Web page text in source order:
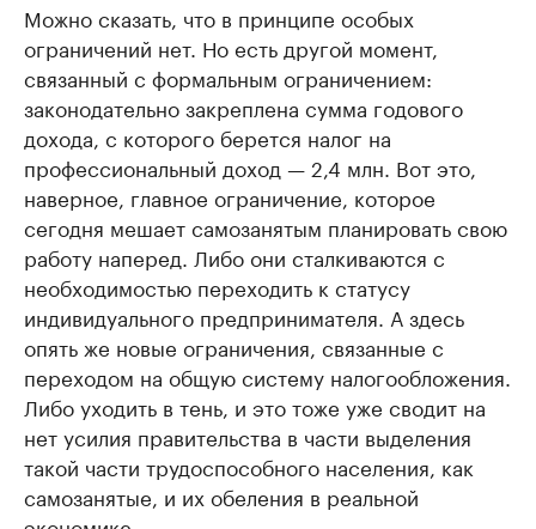
Можно сказать, что в принципе особых
ограничений нет. Но есть другой момент,
связанный с формальным ограничением:
законодательно закреплена сумма годового
дохода, с которого берется налог на
профессиональный доход — 2,4 млн. Вот это,
наверное, главное ограничение, которое
сегодня мешает самозанятым планировать свою
работу наперед. Либо они сталкиваются с
необходимостью переходить к статусу
индивидуального предпринимателя. А здесь
опять же новые ограничения, связанные с
переходом на общую систему налогообложения.
Либо уходить в тень, и это тоже уже сводит на
нет усилия правительства в части выделения
такой части трудоспособного населения, как
самозанятые, и их обеления в реальной